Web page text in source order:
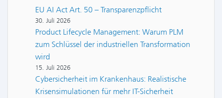
EU AI Act Art. 50 – Transparenzpflicht
30. Juli 2026
Product Lifecycle Management: Warum PLM
zum Schlüssel der industriellen Transformation
wird
15. Juli 2026
Cybersicherheit im Krankenhaus: Realistische
Krisensimulationen für mehr IT-Sicherheit